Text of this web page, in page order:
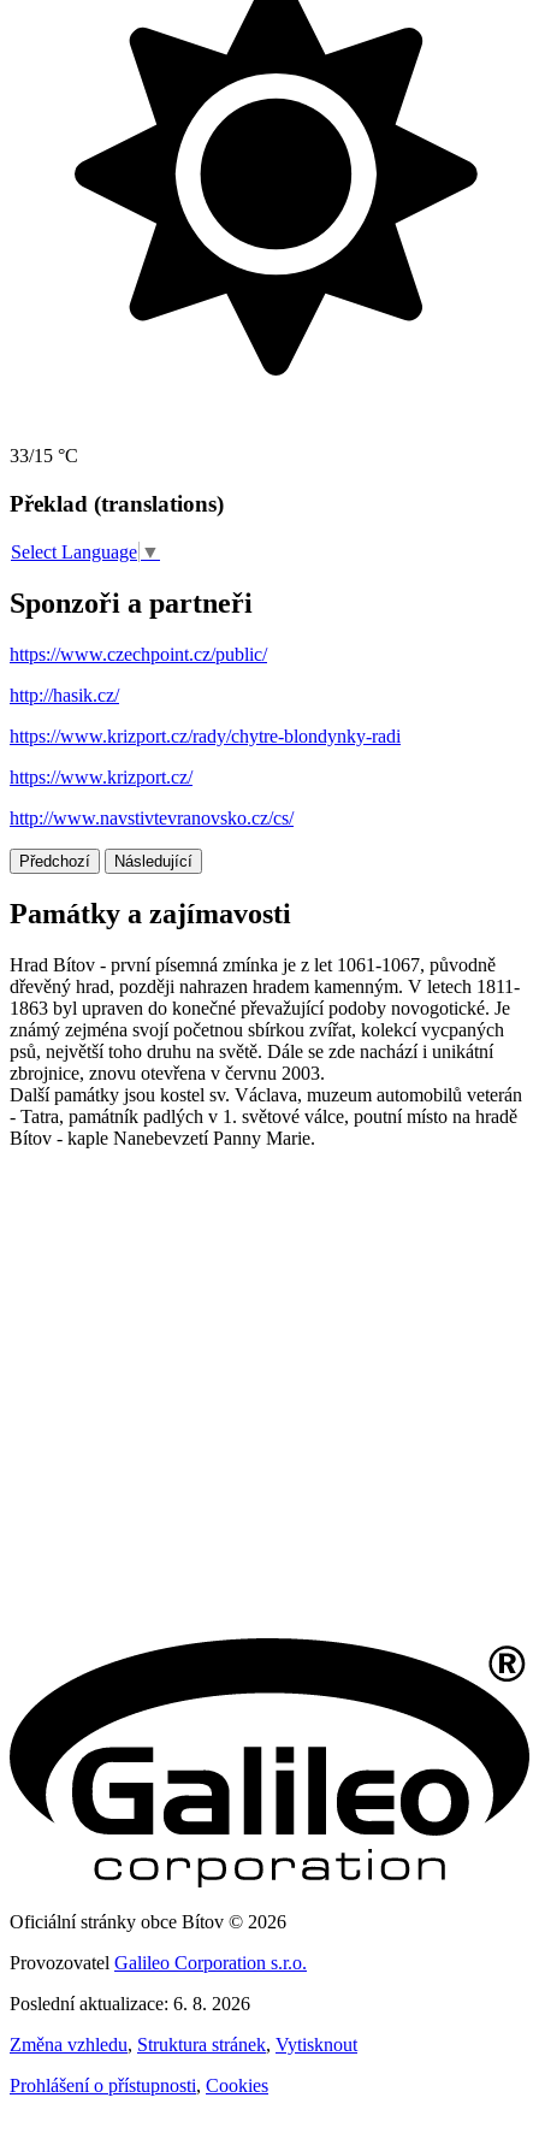
33/15 °C
Překlad (translations)
Select Language ▼
Sponzoři a partneři
https://www.czechpoint.cz/public/
http://hasik.cz/
https://www.krizport.cz/rady/chytre-blondynky-radi
https://www.krizport.cz/
http://www.navstivtevranovsko.cz/cs/
Předchozí Následující
Památky a zajímavosti
Hrad Bítov - první písemná zmínka je z let 1061-1067, původně
dřevěný hrad, později nahrazen hradem kamenným. V letech 1811-
1863 byl upraven do konečné převažující podoby novogotické. Je
známý zejména svojí početnou sbírkou zvířat, kolekcí vycpaných
psů, největší toho druhu na světě. Dále se zde nachází i unikátní
zbrojnice, znovu otevřena v červnu 2003.
Další památky jsou kostel sv. Václava, muzeum automobilů veterán
- Tatra, památník padlých v 1. světové válce, poutní místo na hradě
Bítov - kaple Nanebevzetí Panny Marie.
Oficiální stránky obce Bítov © 2026
Provozovatel Galileo Corporation s.r.o.
Poslední aktualizace: 6. 8. 2026
Změna vzhledu, Struktura stránek, Vytisknout
Prohlášení o přístupnosti, Cookies